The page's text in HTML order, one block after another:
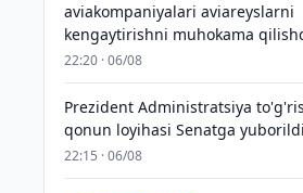
aviakompaniyalari aviareyslarni
kengaytirishni muhokama
22:20 · 06/08
Prezident Administratsiya
qonun loyihasi Senatga yuborildi
22:15 · 06/08